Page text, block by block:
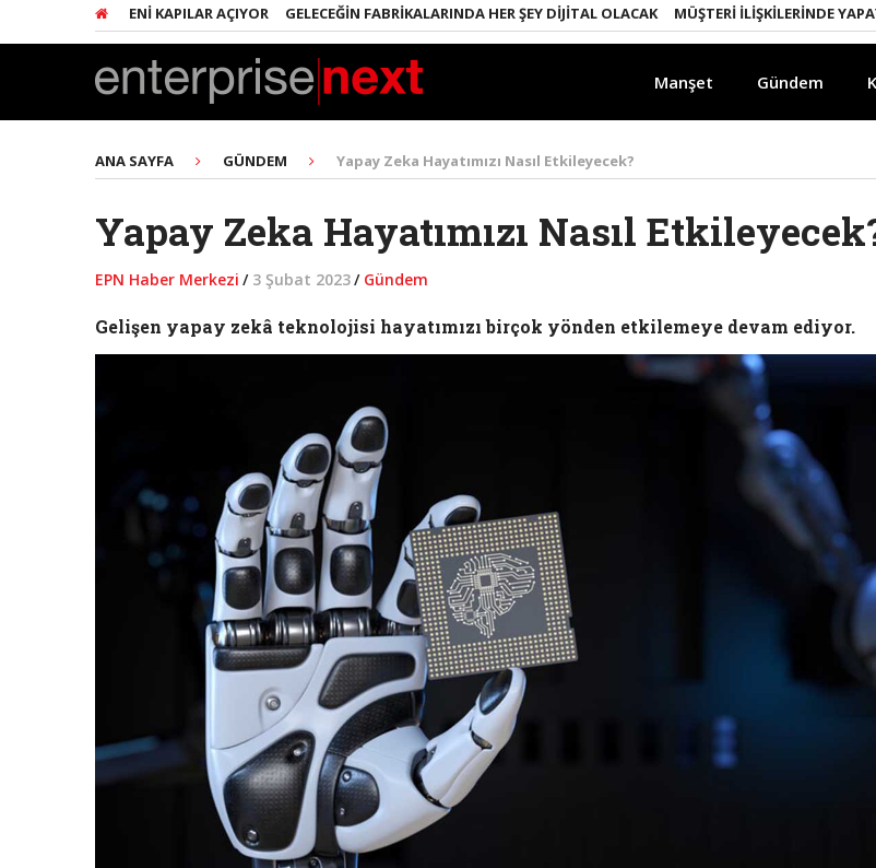
YENI KAPILAR AÇIYOR GELECEĞIN FABRIKALARINDA HER ŞEY DIJITAL OLACAK MÜŞTERI İLIŞKILERINDE YAPAY
Manşet Gündem
ANA SAYFA GÜNDEM Yapay Zeka Hayatımızı Nasıl Etkileyecek?
Yapay Zeka Hayatımızı Nasıl
EPN Haber Merkezi / 3 Şubat 2023/ Gündem
Gelişen yapay zekâ teknolojisi hayatımızı birçok yönden etkilemeye devam ediyor.